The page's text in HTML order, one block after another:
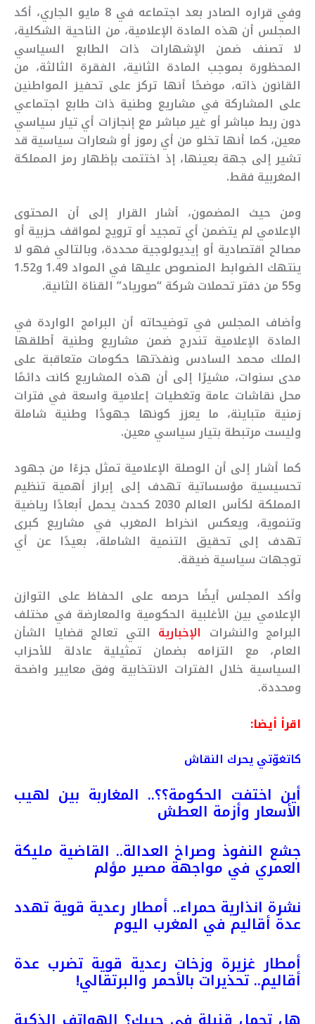
وفي قراره الصادر بعد اجتماعه في 8 مايو الجاري، أكد
المجلس أن هذه المادة الإعلامية، من الناحية الشكلية،
لا تصنف ضمن الإشهارات ذات الطابع السياسي
المحظورة بموجب المادة الثانية، الفقرة الثالثة، من
القانون ذاته، موضحًا أنها تركز على تحفيز المواطنين
على المشاركة في مشاريع وطنية ذات طابع اجتماعي
دون ربط مباشر أو غير مباشر مع إنجازات أي تيار سياسي
معين، كما أنها تخلو من أي رموز أو شعارات سياسية قد
تشير إلى جهة بعينها، إذ اختتمت بإظهار رمز المملكة
المغربية فقط.
ومن حيث المضمون، أشار القرار إلى أن المحتوى
الإعلامي لم يتضمن أي تمجيد أو ترويج لمواقف حزبية أو
مصالح اقتصادية أو إيديولوجية محددة، وبالتالي فهو لا
ينتهك الضوابط المنصوص عليها في المواد 1.49 و1.52
و55 من دفتر تحملات شركة “صورياد” القناة الثانية.
وأضاف المجلس في توضيحاته أن البرامج الواردة في
المادة الإعلامية تندرج ضمن مشاريع وطنية أطلقها
الملك محمد السادس ونفذتها حكومات متعاقبة على
مدى سنوات، مشيرًا إلى أن هذه المشاريع كانت دائمًا
محل نقاشات عامة وتغطيات إعلامية واسعة في فترات
زمنية متباينة، ما يعزز كونها جهودًا وطنية شاملة
وليست مرتبطة بتيار سياسي معين.
كما أشار إلى أن الوصلة الإعلامية تمثل جزءًا من جهود
تحسيسية مؤسساتية تهدف إلى إبراز أهمية تنظيم
المملكة لكأس العالم 2030 كحدث يحمل أبعادًا رياضية
وتنموية، ويعكس انخراط المغرب في مشاريع كبرى
تهدف إلى تحقيق التنمية الشاملة، بعيدًا عن أي
توجهات سياسية ضيقة.
وأكد المجلس أيضًا حرصه على الحفاظ على التوازن
الإعلامي بين الأغلبية الحكومية والمعارضة في مختلف
البرامج والنشرات الإخبارية التي تعالج قضايا الشأن
العام، مع التزامه بضمان تمثيلية عادلة للأحزاب
السياسية خلال الفترات الانتخابية وفق معايير واضحة
ومحددة.
اقرأ أيضا:
كاتغوّتي يحرك النقاش
أين اختفت الحكومة؟؟.. المغاربة بين لهيب
الأسعار وأزمة العطش
جشع النفوذ وصراخ العدالة.. القاضية مليكة
العمري في مواجهة مصير مؤلم
نشرة انذارية حمراء.. أمطار رعدية قوية تهدد
عدة أقاليم في المغرب اليوم
أمطار غزيرة وزخات رعدية قوية تضرب عدة
أقاليم.. تحذيرات بالأحمر والبرتقالي!